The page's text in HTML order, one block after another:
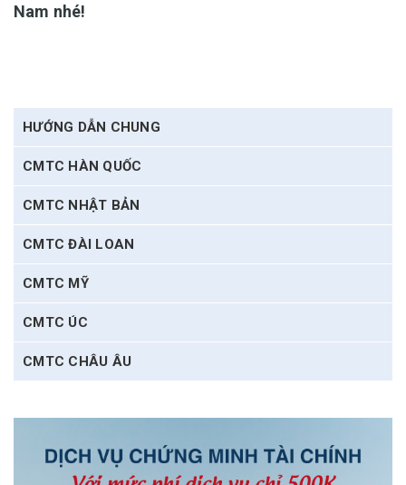
Nam nhé!
HƯỚNG DẪN CHUNG
CMTC HÀN QUỐC
CMTC NHẬT BẢN
CMTC ĐÀI LOAN
CMTC MỸ
CMTC ÚC
CMTC CHÂU ÂU